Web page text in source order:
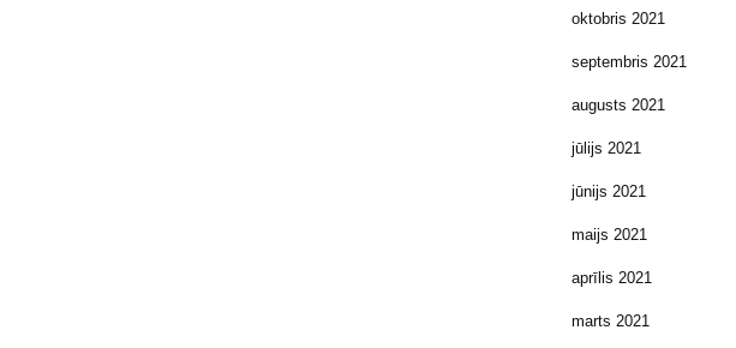
oktobris 2021
septembris 2021
augusts 2021
jūlijs 2021
jūnijs 2021
maijs 2021
aprīlis 2021
marts 2021